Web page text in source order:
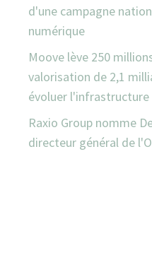
d'une campagne
numérique
Moove lève 250
valorisation de 2,1
évoluer
Raxio Group nomme
directeur général de